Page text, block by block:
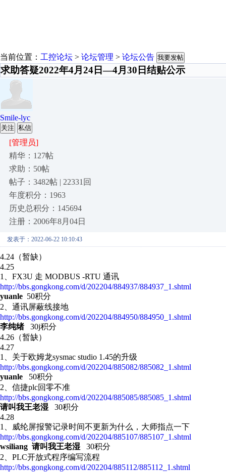
当前位置： 工控论坛 > 论坛管理 > 论坛公告 我要发帖
求助答疑2022年4月24日—4月30日结贴公示
Smile-lyc
关注 私信
[管理员]
精华：127帖
求助：50帖
帖子：3482帖 | 22331回
年度积分：1963
历史总积分：145694
注册：2006年8月04日
发表于：2022-06-22 10:10:43
4.24（暂缺）
4.25
1、FX3U 走 MODBUS -RTU 通讯
http://bbs.gongkong.com/d/202204/884937/884937_1.shtml
yuanle 50积分
2、通讯屏蔽线接地
http://bbs.gongkong.com/d/202204/884950/884950_1.shtml
李纯绪
30j积分
4.26（暂缺）
4.27
1、关于欧姆龙sysmac studio 1.45的升级
http://bbs.gongkong.com/d/202204/885082/885082_1.shtml
yuanle 50积分
2、 信捷plc回零不准
http://bbs.gongkong.com/d/202204/885085/885085_1.shtml
请叫我王老湿
30积分
4.28
1、威纶屏报警记录时间不更新为什么，大师指点一下
http://bbs.gongkong.com/d/202204/885107/885107_1.shtml
wsiliang 请叫我王老湿 30积分
2、PLC开放式程序编写流程
http://bbs.gongkong.com/d/202204/885112/885112_1.shtml